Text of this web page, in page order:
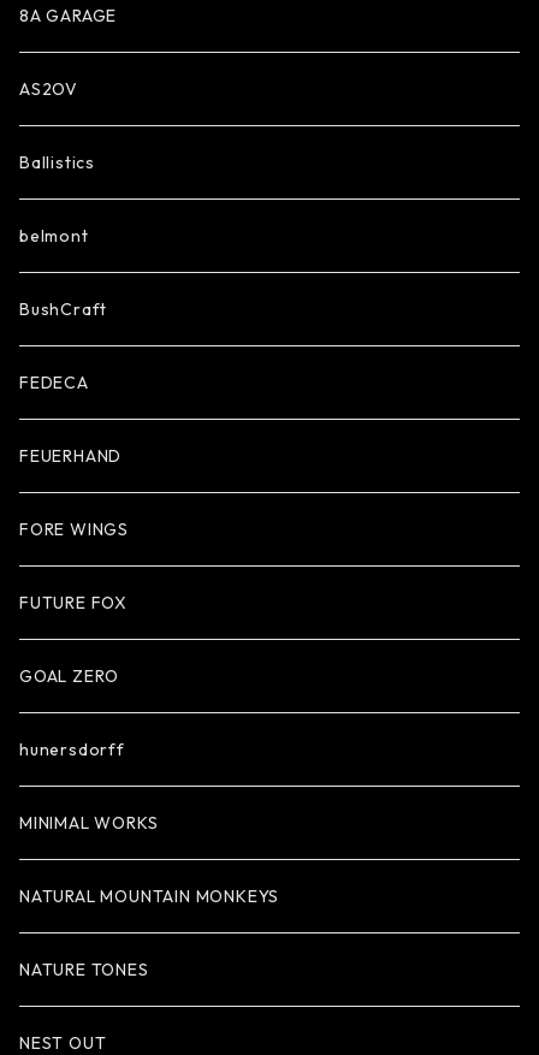
8A GARAGE
AS2OV
Ballistics
belmont
BushCraft
FEDECA
FEUERHAND
FORE WINGS
FUTURE FOX
GOAL ZERO
hunersdorff
MINIMAL WORKS
NATURAL MOUNTAIN MONKEYS
NATURE TONES
NEST OUT